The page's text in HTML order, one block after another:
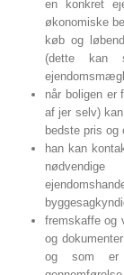
en konkret
økonomiske
køb og
(dette kan
når boligen er
af jer selv)
bedste pris og
han kan
fremskaffe og
og
og som er